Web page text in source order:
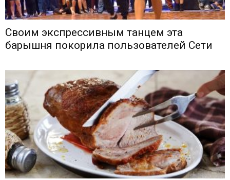
Своим экспрессивным танцем эта
барышня покорила пользователей Сети